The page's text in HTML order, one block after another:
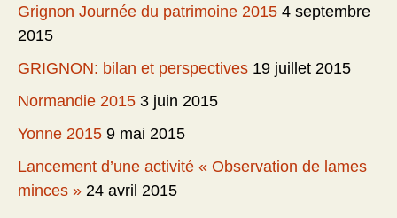
Grignon Journée du patrimoine 2015 4 septembre
2015
GRIGNON: bilan et perspectives 19 juillet 2015
Normandie 2015 3 juin 2015
Yonne 2015 9 mai 2015
Lancement d’une activité « Observation de lames
minces » 24 avril 2015